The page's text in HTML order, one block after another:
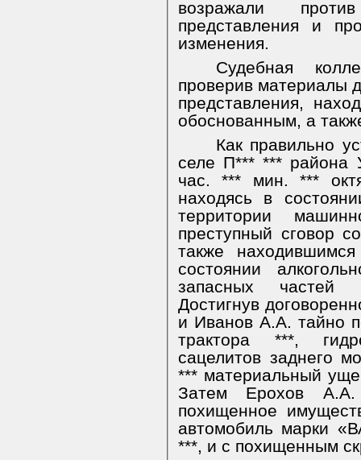
возражали
представления и
изменения.
Судебная
проверив материалы
представления,
обоснованным, а
Как правильно
селе П*** *** района
час. *** мин. ***
находясь в
территории
преступный сговор
также
состоянии
запасных частей
Достигнув
и Иванов А.А. тайно
трактора ***,
сацелитов заднего
*** материальный
Затем Ерохов
похищенное
автомобиль марки
***, и с похищенным